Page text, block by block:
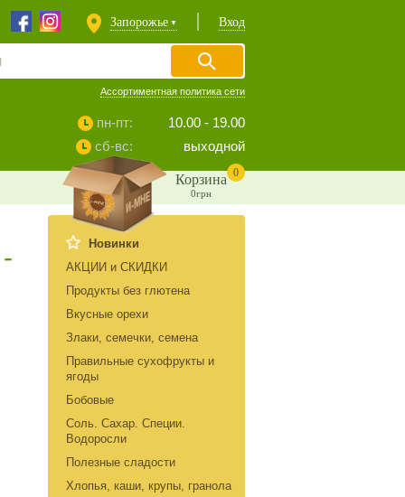
Запорожье ▼ Вход
Ассортиментная политика сети
пн-пт:
10.00 - 19.00
сб-вс:
выходной
Корзина 0
0грн
Новинки
АКЦИИ и СКИДКИ
Продукты без глютена
Вкусные орехи
Злаки, семечки, семена
Правильные сухофрукты и
ягоды
Бобовые
Соль. Сахар. Специи.
Водоросли
Полезные сладости
Хлопья, каши, крупы, гранола